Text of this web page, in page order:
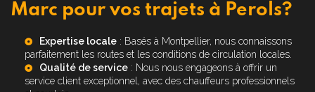
Marc pour vos trajets à Perols?
Expertise locale : Basés à Montpellier, nous connaissons
parfaitement les routes et les conditions de circulation locales.
Qualité de service : Nous nous engageons à offrir un
service client exceptionnel, avec des chauffeurs professionnels